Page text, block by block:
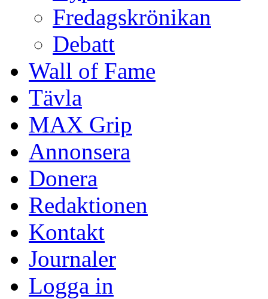
Fredagskrönikan
Debatt
Wall of Fame
Tävla
MAX Grip
Annonsera
Donera
Redaktionen
Kontakt
Journaler
Logga in